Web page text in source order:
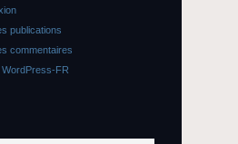
publications
commentaires
WordPress-FR